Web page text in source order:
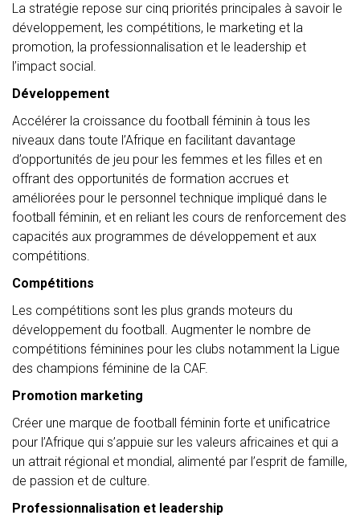
La stratégie repose sur cinq priorités principales à savoir le
développement, les compétitions, le marketing et la
promotion, la professionnalisation et le leadership et
l’impact social.
Développement
Accélérer la croissance du football féminin à tous les
niveaux dans toute l’Afrique en facilitant davantage
d’opportunités de jeu pour les femmes et les filles et en
offrant des opportunités de formation accrues et
améliorées pour le personnel technique impliqué dans le
football féminin, et en reliant les cours de renforcement des
capacités aux programmes de développement et aux
compétitions.
Compétitions
Les compétitions sont les plus grands moteurs du
développement du football. Augmenter le nombre de
compétitions féminines pour les clubs notamment la Ligue
des champions féminine de la CAF.
Promotion marketing
Créer une marque de football féminin forte et unificatrice
pour l’Afrique qui s’appuie sur les valeurs africaines et qui a
un attrait régional et mondial, alimenté par l’esprit de famille,
de passion et de culture.
Professionnalisation et leadership